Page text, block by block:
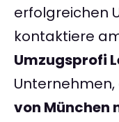
erfolgreichen
kontaktiere
Umzugsprofi
von München